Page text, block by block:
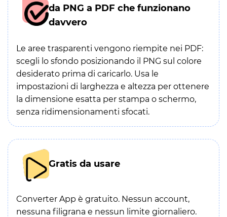
da PNG a PDF che funzionano
davvero
Le aree trasparenti vengono riempite nei PDF:
scegli lo sfondo posizionando il PNG sul colore
desiderato prima di caricarlo. Usa le
impostazioni di larghezza e altezza per ottenere
la dimensione esatta per stampa o schermo,
senza ridimensionamenti sfocati.
Gratis da usare
Converter App è gratuito. Nessun account,
nessuna filigrana e nessun limite giornaliero.